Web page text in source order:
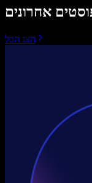
אחרונים
הצג הכל